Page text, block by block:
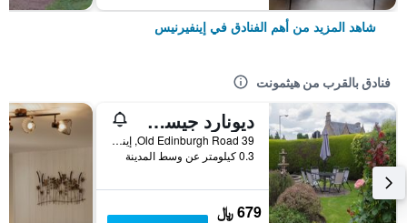
شاهد المزيد من أهم الفنادق في إينفيرنيس
فنادق بالقرب من هيثمونت
ديونارد جيست هاوس
39 Old Edinburgh Road, إينفيرنيس, المملكة المتحدة
0.3 كيلومتر عن وسط المدينة
679 ﷼